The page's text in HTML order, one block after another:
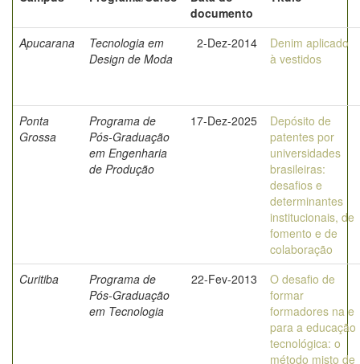
documento
Apucarana
Tecnologia em
Design de Moda
2-Dez-2014
Denim aplicado
à vestidos
Ponta
Grossa
Programa de
Pós-Graduação
em Engenharia
de Produção
17-Dez-2025
Depósito de
patentes por
universidades
brasileiras:
desafios e
determinantes
institucionais, de
fomento e de
colaboração
Curitiba
Programa de
Pós-Graduação
em Tecnologia
22-Fev-2013
O desafio de
formar
formadores na e
para a educação
tecnológica: o
método misto de